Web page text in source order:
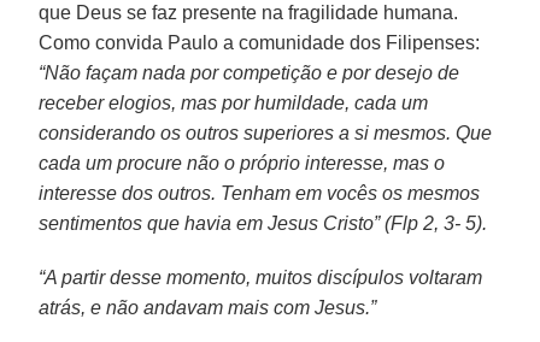
que Deus se faz presente na fragilidade humana.
Como convida Paulo a comunidade dos Filipenses:
“Não façam nada por competição e por desejo de
receber elogios, mas por humildade, cada um
considerando os outros superiores a si mesmos. Que
cada um procure não o próprio interesse, mas o
interesse dos outros. Tenham em vocês os mesmos
sentimentos que havia em Jesus Cristo” (Flp 2, 3- 5).
“A partir desse momento, muitos discípulos voltaram
atrás, e não andavam mais com Jesus.”